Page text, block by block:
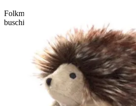
Folkmanis Fingerpuppe mini
buschigem Schwanz, Rückansicht